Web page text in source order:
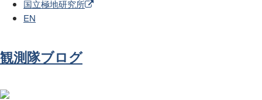
国立極地研究所
EN
観測隊ブログ